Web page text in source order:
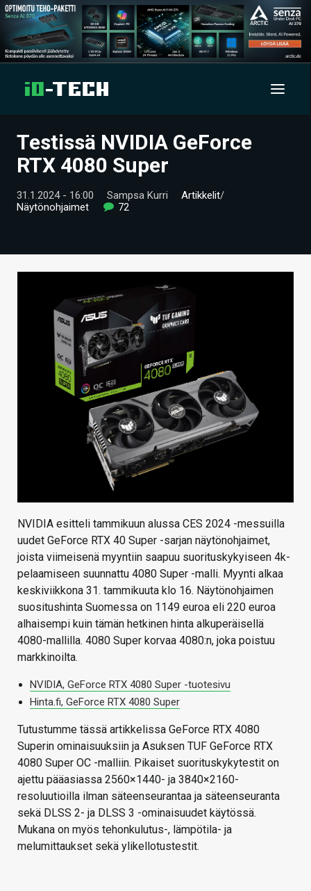
UUTISET
VIDEOT
TIETOA
VAIHDA TEEMA
Testissä NVIDIA GeForce
RTX 4080 Super
31.1.2024 - 16:00 Sampsa Kurri Artikkelit/
Näytönohjaimet
72
NVIDIA esitteli tammikuun alussa CES 2024 -messuilla
uudet GeForce RTX 40 Super -sarjan näytönohjaimet,
joista viimeisenä myyntiin saapuu suorituskykyiseen 4k-
pelaamiseen suunnattu 4080 Super -malli. Myynti alkaa
keskiviikkona 31. tammikuuta klo 16. Näytönohjaimen
suositushinta Suomessa on 1149 euroa eli 220 euroa
alhaisempi kuin tämän hetkinen hinta alkuperäisellä
4080-mallilla. 4080 Super korvaa 4080:n, joka poistuu
markkinoilta.
NVIDIA, GeForce RTX 4080 Super -tuotesivu
Hinta.fi, GeForce RTX 4080 Super
Tutustumme tässä artikkelissa GeForce RTX 4080
Superin ominaisuuksiin ja Asuksen TUF GeForce RTX
4080 Super OC -malliin. Pikaiset suorituskykytestit on
ajettu pääasiassa 2560×1440- ja 3840×2160-
resoluutioilla ilman säteenseurantaa ja säteenseuranta
sekä DLSS 2- ja DLSS 3 -ominaisuudet käytössä.
Mukana on myös tehonkulutus-, lämpötila- ja
melumittaukset sekä ylikellotustestit.